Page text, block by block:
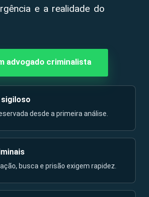
e a realidade do
advogado criminalista
desde a primeira análise.
busca e prisão exigem rapidez.